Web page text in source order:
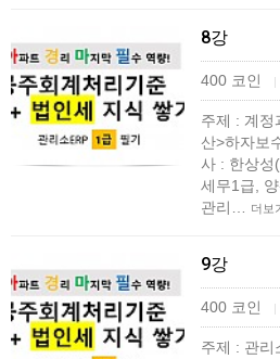
8강
400 코인 |
주제 : 계정
산>하자보
사 : 한상성
세무1급,
관리…
더보
9강
400 코인 |
주제 : 관리